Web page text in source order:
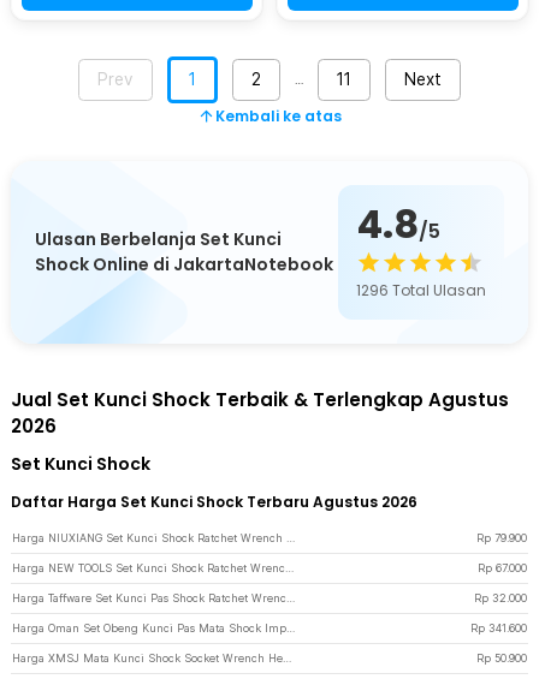
Prev 1 2 11 Next
Kembali ke atas
Ulasan Berbelanja Set Kunci
Shock Online di JakartaNotebook
4.8/5
1296 Total Ulasan
Jual Set Kunci Shock Terbaik & Terlengkap Agustus
2026
Set Kunci Shock
Daftar Harga Set Kunci Shock Terbaru Agustus 2026
Rp 79.900
Rp 67.000
Rp 32.000
Rp 341.600
Rp 50.900